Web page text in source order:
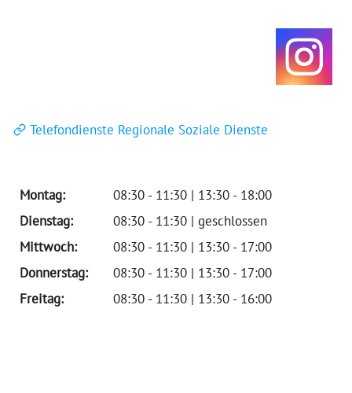
Telefondienste Regionale Soziale Dienste
Montag:
08:30 - 11:30 | 13:30 - 18:00
Dienstag:
08:30 - 11:30 | geschlossen
Mittwoch:
08:30 - 11:30 | 13:30 - 17:00
Donnerstag:
08:30 - 11:30 | 13:30 - 17:00
Freitag:
08:30 - 11:30 | 13:30 - 16:00